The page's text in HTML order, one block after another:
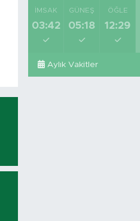
İMSAK
03:42
GÜNEŞ
05:18
ÖĞLE
12:29
Aylık Vakitler